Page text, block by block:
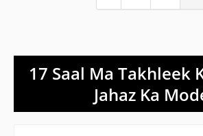
17 Saal Ma Takhleek
Jahaz Ka